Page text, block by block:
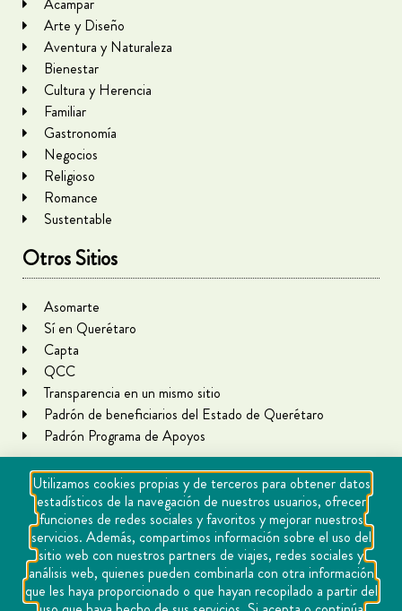
Arte y Diseño
Aventura y Naturaleza
Bienestar
Cultura y Herencia
Familiar
Gastronomía
Negocios
Religioso
Romance
Sustentable
Otros Sitios
Asomarte
Sí en Querétaro
Capta
QCC
Transparencia en un mismo sitio
Padrón de beneficiarios del Estado de Querétaro
Padrón Programa de Apoyos
Copyright Querétaro Travel 2021 | v 1.1
Utilizamos cookies propias y de terceros para obtener datos
estadísticos de la navegación de nuestros usuarios, ofrecer
funciones de redes sociales y favoritos y mejorar nuestros
servicios. Además, compartimos información sobre el uso del
sitio web con nuestros partners de viajes, redes sociales y
análisis web, quienes pueden combinarla con otra información
que les haya proporcionado o que hayan recopilado a partir del